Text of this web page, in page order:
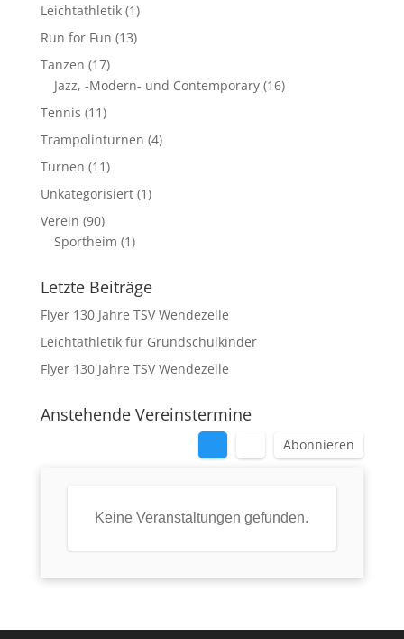
Leichtathletik(1)
Run for Fun (13)
Tanzen (17)
Jazz, -Modern- und Contemporary(16)
Tennis (11)
Trampolinturnen (4)
Turnen (11)
Unkategorisiert(1)
Verein (90)
Sportheim (1)
Letzte Beiträge
Flyer 130 Jahre TSV Wendezelle
Leichtathletik für Grundschulkinder
Flyer 130 Jahre TSV Wendezelle
Anstehende Vereinstermine
Abonnieren
Keine Veranstaltungen gefunden.